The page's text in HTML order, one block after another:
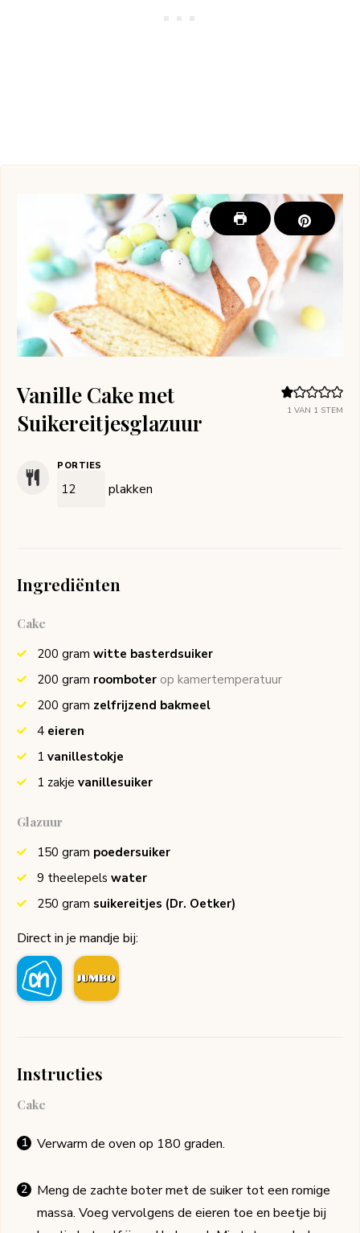
1 VAN 1 STEM
Vanille Cake met
Suikereitjesglazuur
PORTIES
plakken
Ingrediënten
Cake
200 gram witte basterdsuiker
200 gram roomboter op kamertemperatuur
200 gram zelfrijzend bakmeel
4 eieren
1 vanillestokje
1 zakje vanillesuiker
Glazuur
150 gram poedersuiker
9 theelepels water
250 gram suikereitjes (Dr. Oetker)
Direct in je mandje bij:
Instructies
Cake
Verwarm de oven op 180 graden.
Meng de zachte boter met de suiker tot een romige
massa. Voeg vervolgens de eieren toe en beetje bij